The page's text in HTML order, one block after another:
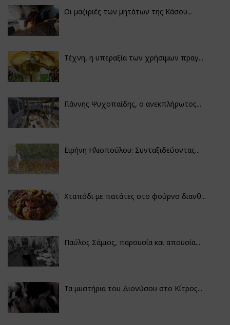
Οι μαζιριές των μητάτων της Κάσου...
Τέχνη, η υπεραξία των χρήσιμων πραγ...
Γιάννης Ψυχοπαίδης, ο ανεκπλήρωτος...
Ειρήνη Ηλιοπούλου: Συνταξιδεύοντας...
Χταπόδι με πατάτες στο φούρνο διανθ...
Παύλος Σάμιος, παρουσία και απουσία...
Τα μυστήρια του Διονύσου στο Κίτρος...